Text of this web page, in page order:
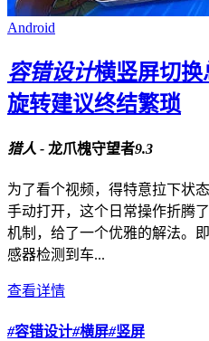
Android
容错设计横竖屏切
旋转建议终结繁琐
猎人 - 龙爪槐守望者9.3
为了看个视频，得特意拉下状
手动打开，这个日常操作折腾
机制，给了一个优雅的解法。
感器检测到车...
查看详情
#容错设计#横屏#竖屏